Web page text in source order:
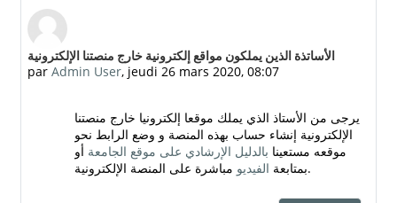
الأساتذة الذين يملكون مواقع إلكترونية خارج منصتنا الإلكترونية
parAdmin User, jeudi 26 mars 2020, 08:07
Nombre de réponses : 0
يرجى من الأستاذ الذي يملك موقعا إلكترونيا خارج منصتنا
الإلكترونية إنشاء حساب بهذه المنصة و وضع الرابط نحو
موقعه مستعينا بالدليل الإرشادي على موقع الجامعة أو
بمتابعة الفيديو مباشرة على المنصة الإلكترونية.